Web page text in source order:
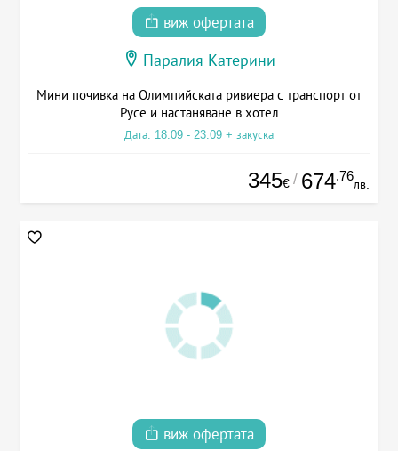
виж офертата
Паралия Катерини
Мини почивка на Олимпийската ривиера с транспорт от
Русе и настаняване в хотел
Дата: 18.09 - 23.09 + закуска
345€ / 674.76
лв.
виж офертата